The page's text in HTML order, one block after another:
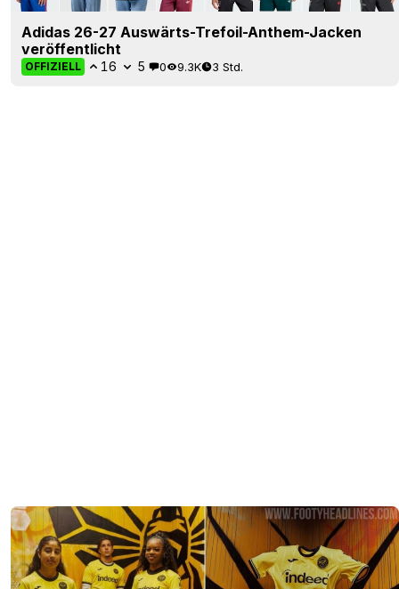
Adidas 26-27 Auswärts-Trefoil-Anthem-Jacken
veröffentlicht
OFFIZIELL 16 5 0 9.3K 3 Std.